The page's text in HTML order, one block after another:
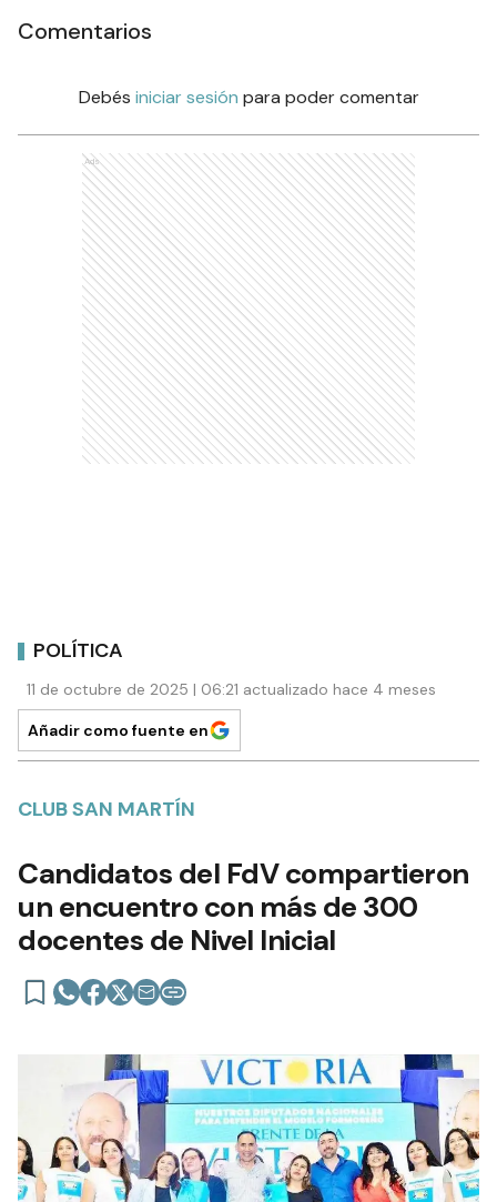
Comentarios
Debés iniciar sesión para poder comentar
Ads
POLÍTICA
11 de octubre de 2025 | 06:21 actualizado hace 4 meses
Añadir como fuente en
CLUB SAN MARTÍN
Candidatos del FdV compartieron
un encuentro con más de 300
docentes de Nivel Inicial